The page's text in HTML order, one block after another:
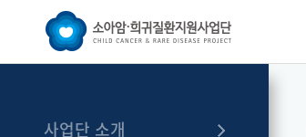
사업단 소개